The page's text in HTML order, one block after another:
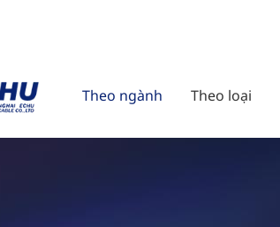
Theo ngành Theo loại